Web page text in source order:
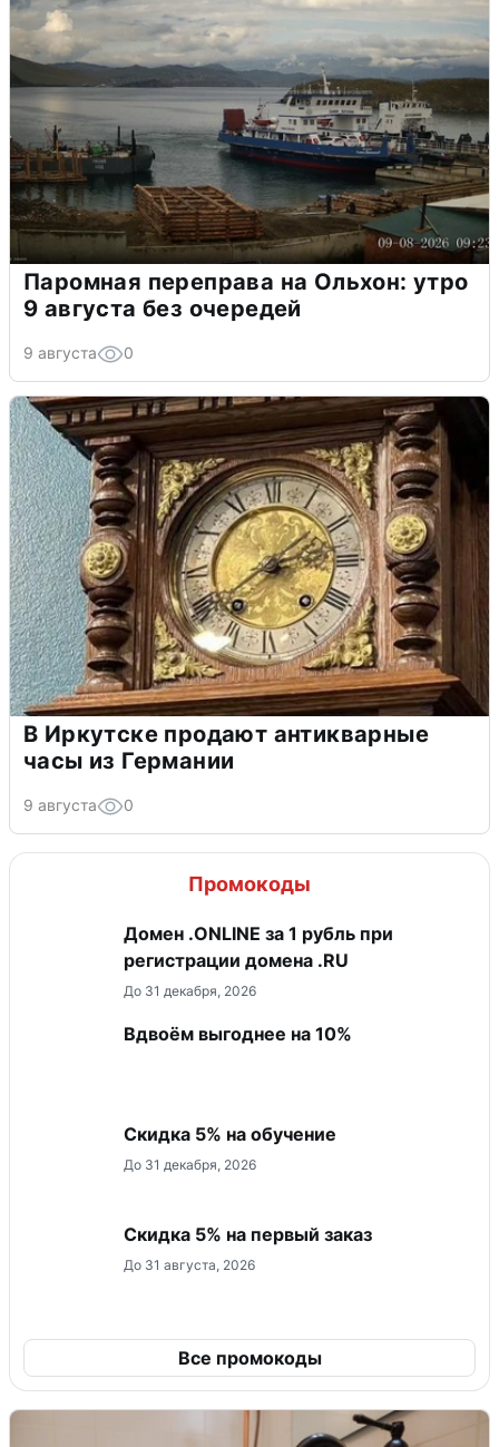
Паромная переправа на Ольхон: утро
9 августа без очередей
9 августа 0
В Иркутске продают антикварные
часы из Германии
9 августа 0
Промокоды
Домен .ONLINE за 1 рубль при
регистрации домена .RU
До 31 декабря, 2026
Вдвоём выгоднее на 10%
Скидка 5% на обучение
До 31 декабря, 2026
Скидка 5% на первый заказ
До 31 августа, 2026
Все промокоды